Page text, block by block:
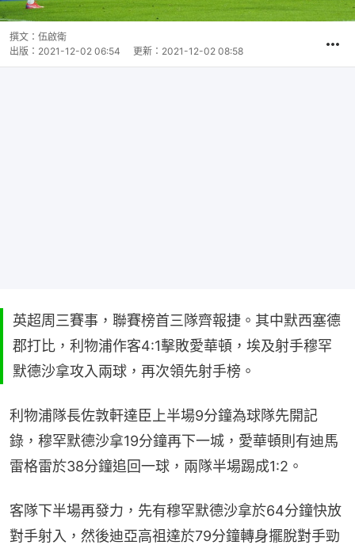
撰文： 伍啟衛
出版： 2021-12-02 06:54 更新： 2021-12-02 08:58
英超周三賽事，聯賽榜首三隊齊報捷。其中默西塞德
郡打比，利物浦作客4:1擊敗愛華頓，埃及射手穆罕
默德沙拿攻入兩球，再次領先射手榜。
利物浦隊長佐敦軒達臣上半場9分鐘為球隊先開記
錄，穆罕默德沙拿19分鐘再下一城，愛華頓則有迪馬
雷格雷於38分鐘追回一球，兩隊半場踢成1:2。
客隊下半場再發力，先有穆罕默德沙拿於64分鐘快放
對手射入，然後迪亞高祖達於79分鐘轉身擺脫對手勁